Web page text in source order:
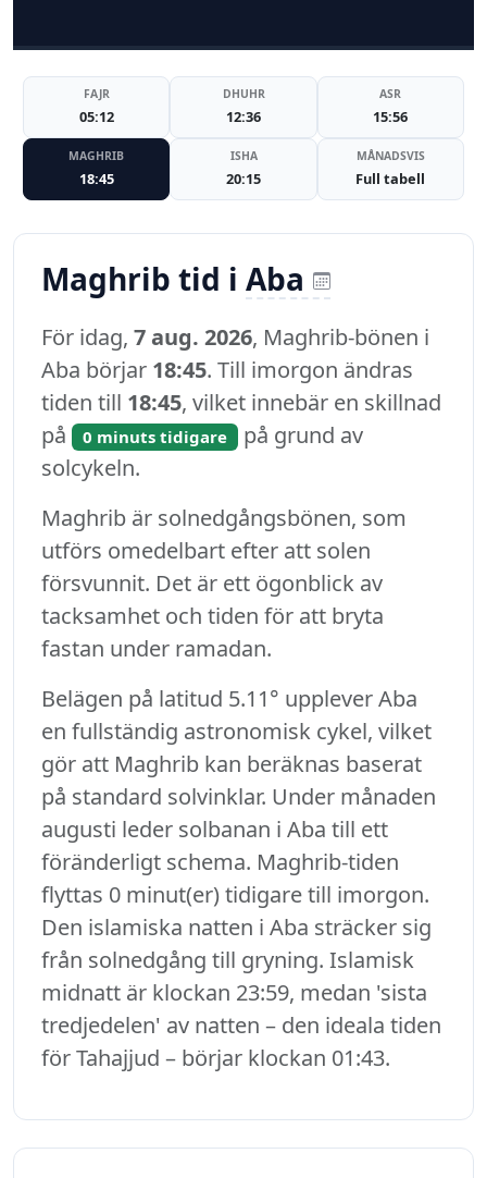
FAJR
05:12
DHUHR
12:36
ASR
15:56
MAGHRIB
18:45
ISHA
20:15
MÅNADSVIS
Full tabell
Maghrib tid i Aba
För idag, 7 aug. 2026, Maghrib-bönen i
Aba börjar 18:45. Till imorgon ändras
tiden till 18:45, vilket innebär en skillnad
på
0 minuts tidigare på grund av
solcykeln.
Maghrib är solnedgångsbönen, som
utförs omedelbart efter att solen
försvunnit. Det är ett ögonblick av
tacksamhet och tiden för att bryta
fastan under ramadan.
Belägen på latitud 5.11° upplever Aba
en fullständig astronomisk cykel, vilket
gör att Maghrib kan beräknas baserat
på standard solvinklar. Under månaden
augusti leder solbanan i Aba till ett
föränderligt schema. Maghrib-tiden
flyttas 0 minut(er) tidigare till imorgon.
Den islamiska natten i Aba sträcker sig
från solnedgång till gryning. Islamisk
midnatt är klockan 23:59, medan 'sista
tredjedelen' av natten – den ideala tiden
för Tahajjud – börjar klockan 01:43.